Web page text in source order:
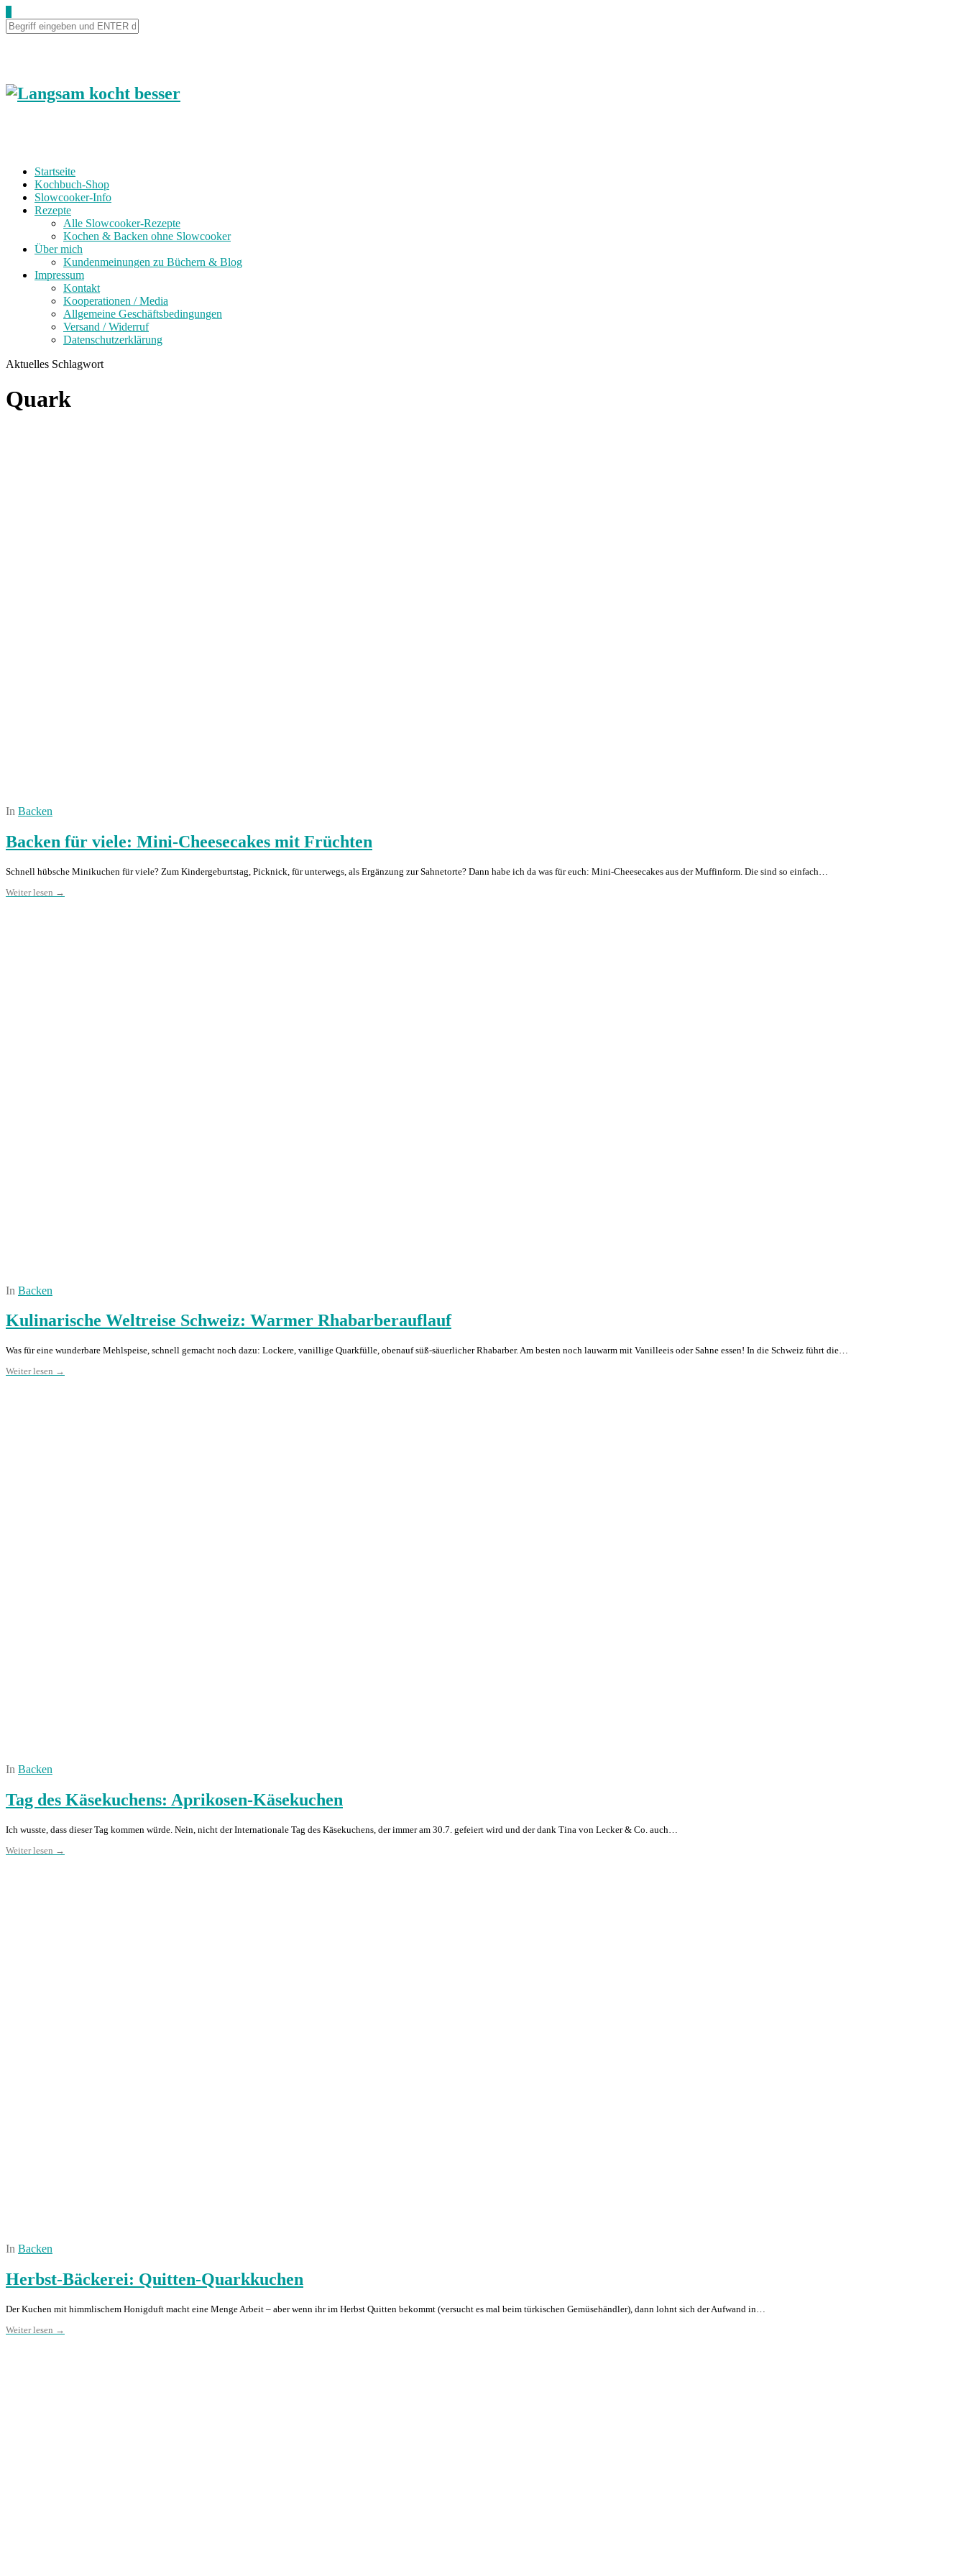
Startseite
Kochbuch-Shop
Slowcooker-Info
Rezepte
Alle Slowcooker-Rezepte
Kochen & Backen ohne Slowcooker
Über mich
Kundenmeinungen zu Büchern & Blog
Impressum
Kontakt
Kooperationen / Media
Allgemeine Geschäftsbedingungen
Versand / Widerruf
Datenschutzerklärung
Aktuelles Schlagwort
Quark
In Backen
Backen für viele: Mini-Cheesecakes mit Früchten
Schnell hübsche Minikuchen für viele? Zum Kindergeburtstag, Picknick, für unterwegs, als Ergänzung zur Sahnetorte? Dann habe ich da was für euch: Mini-Cheesecakes aus der Muffinform. Die sind so einfach…
Weiter lesen →
In Backen
Kulinarische Weltreise Schweiz: Warmer Rhabarberauflauf
Was für eine wunderbare Mehlspeise, schnell gemacht noch dazu: Lockere, vanillige Quarkfülle, obenauf süß-säuerlicher Rhabarber. Am besten noch lauwarm mit Vanilleeis oder Sahne essen! In die Schweiz führt die…
Weiter lesen →
In Backen
Tag des Käsekuchens: Aprikosen-Käsekuchen
Ich wusste, dass dieser Tag kommen würde. Nein, nicht der Internationale Tag des Käsekuchens, der immer am 30.7. gefeiert wird und der dank Tina von Lecker & Co. auch…
Weiter lesen →
In Backen
Herbst-Bäckerei: Quitten-Quarkkuchen
Der Kuchen mit himmlischem Honigduft macht eine Menge Arbeit – aber wenn ihr im Herbst Quitten bekommt (versucht es mal beim türkischen Gemüsehändler), dann lohnt sich der Aufwand in…
Weiter lesen →